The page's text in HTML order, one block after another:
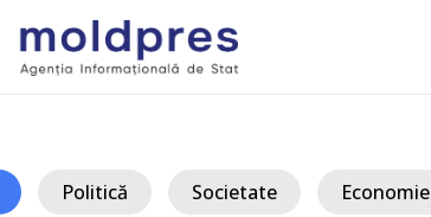
Politică Societate Economie